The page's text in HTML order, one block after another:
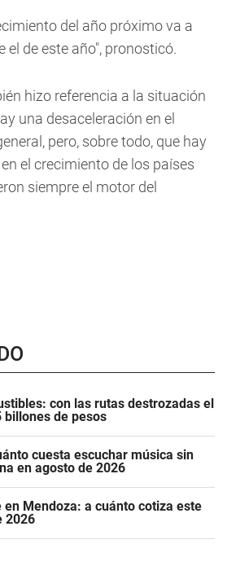
del año próximo va a
el de este año", pronosticó.
hizo referencia a la situación
una desaceleración en el
pero, sobre todo, que hay
el crecimiento de los países
siempre el motor del
con las rutas destrozadas el
billones de pesos
cuesta escuchar música sin
en agosto de 2026
en Mendoza: a cuánto cotiza este
2026